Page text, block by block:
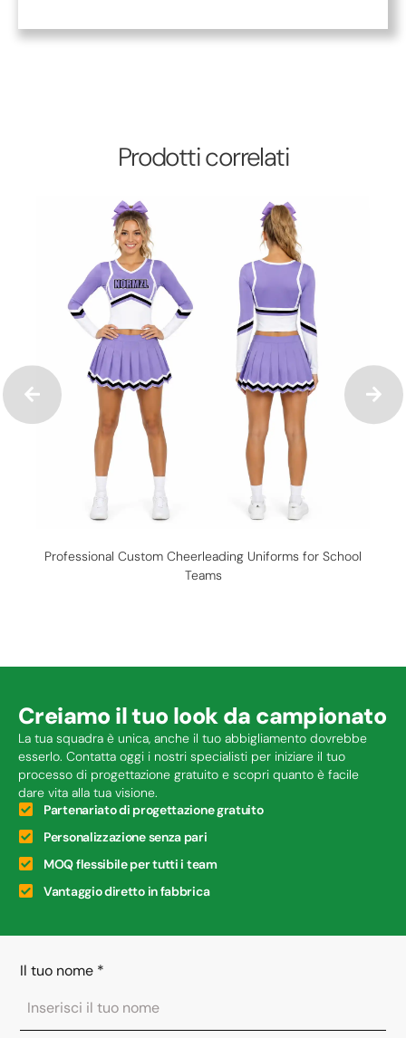
Prodotti correlati
Professional Custom Cheerleading Uniforms for School
Teams
Creiamo il tuo look da campionato
La tua squadra è unica, anche il tuo abbigliamento dovrebbe
esserlo. Contatta oggi i nostri specialisti per iniziare il tuo
processo di progettazione gratuito e scopri quanto è facile
dare vita alla tua visione.
Partenariato di progettazione gratuito
Personalizzazione senza pari
MOQ flessibile per tutti i team
Vantaggio diretto in fabbrica
Il tuo nome *